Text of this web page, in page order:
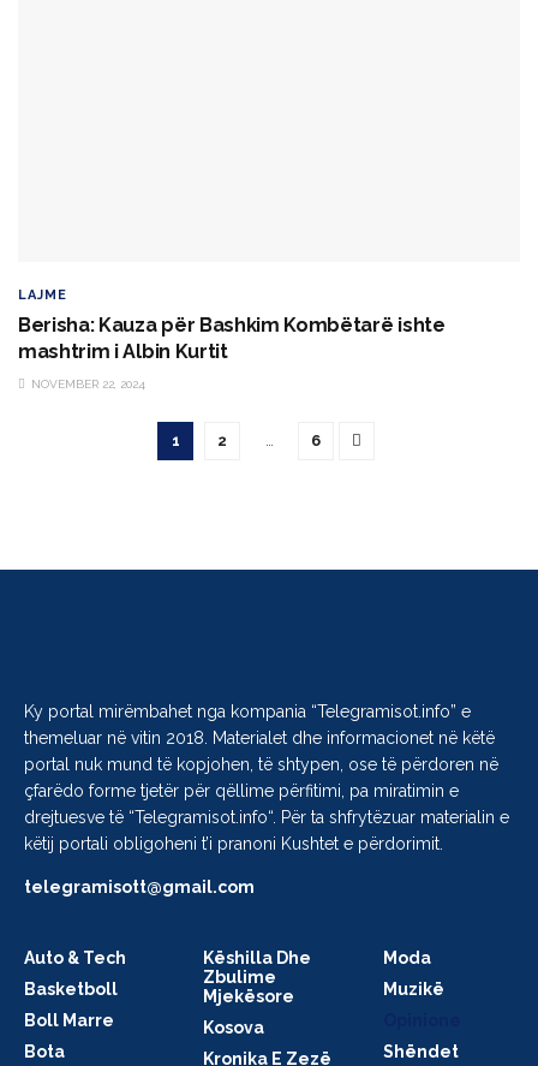
LAJME
Berisha: Kauza për Bashkim Kombëtarë ishte
mashtrim i Albin Kurtit
NOVEMBER 22, 2024
1 2 6
Ky portal mirëmbahet nga kompania “Telegramisot.info” e
themeluar në vitin 2018. Materialet dhe informacionet në këtë
portal nuk mund të kopjohen, të shtypen, ose të përdoren në
çfarëdo forme tjetër për qëllime përfitimi, pa miratimin e
drejtuesve të “Telegramisot.info“. Për ta shfrytëzuar materialin e
këtij portali obligoheni t’i pranoni Kushtet e përdorimit.
telegramisott@gmail.com
Auto & Tech
Basketboll
Boll Marre
Bota
Këshilla Dhe
Zbulime
Mjekësore
Kosova
Kronika E Zezë
Moda
Muzikë
Shëndet